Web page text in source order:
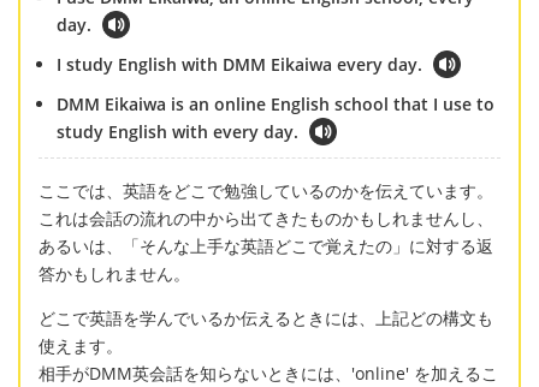
day.
I study English with DMM Eikaiwa every day.
DMM Eikaiwa is an online English school that I use to
study English with every day.
ここでは、英語をどこで勉強しているのかを伝えています。
これは会話の流れの中から出てきたものかもしれませんし、
あるいは、「そんな上手な英語どこで覚えたの」に対する返
答かもしれません。
どこで英語を学んでいるか伝えるときには、上記どの構文も
使えます。
相手がDMM英会話を知らないときには、'online' を加えるこ